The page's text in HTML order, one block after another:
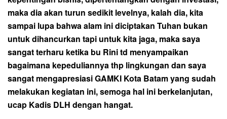
maka dia akan turun sedikit levelnya, kalah dia, kita
sampai lupa bahwa alam ini diciptakan Tuhan bukan
untuk dihancurkan tapi untuk kita jaga, maka saya
sangat terharu ketika bu Rini td menyampaikan
bagaimana kepeduliannya thp lingkungan dan saya
sangat mengapresiasi GAMKI Kota Batam yang sudah
melakukan kegiatan ini, semoga hal ini berkelanjutan,
ucap Kadis DLH dengan hangat.